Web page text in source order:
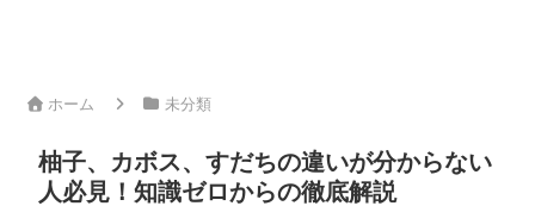
ホーム 未分類
柚子、カボス、すだちの違いが分からない
人必見！知識ゼロからの徹底解説